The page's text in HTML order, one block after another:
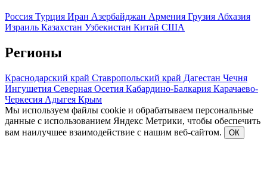
Россия Турция Иран Азербайджан Армения Грузия Абхазия
Израиль Казахстан Узбекистан Китай США
Регионы
Краснодарский край Ставропольский край Дагестан Чечня
Ингушетия Северная Осетия Кабардино-Балкария Карачаево-
Черкесия Адыгея Крым
Мы используем файлы cookie и обрабатываем персональные
данные с использованием Яндекс Метрики, чтобы обеспечить
вам наилучшее взаимодействие с нашим веб-сайтом.
ОК